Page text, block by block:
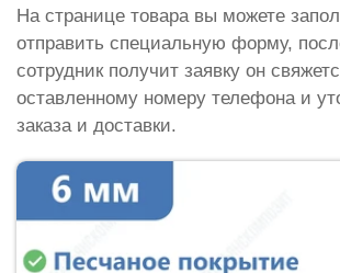
На странице товара вы можете
отправить специальную форму,
сотрудник получит заявку он
оставленному номеру телефона и
заказа и доставки.